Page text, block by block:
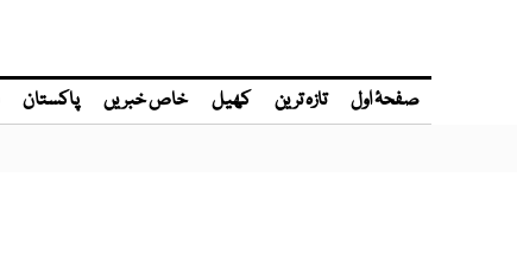
صفحۂ اول تازہ ترین کھیل خاص خبریں پاکستان